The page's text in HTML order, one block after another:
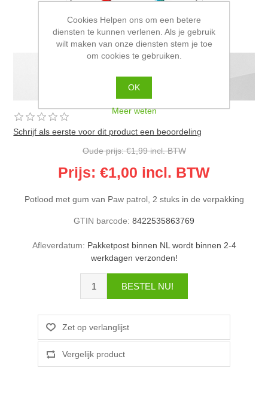
Potlood met gum Paw patrol
Schrijf als eerste voor dit product een beoordeling
Oude prijs: €1,99 incl. BTW
Prijs: €1,00 incl. BTW
Potlood met gum van Paw patrol, 2 stuks in de verpakking
GTIN barcode: 8422535863769
Afleverdatum: Pakketpost binnen NL wordt binnen 2-4
werkdagen verzonden!
Cookies Helpen ons om een betere
diensten te kunnen verlenen. Als je gebruik
wilt maken van onze diensten stem je toe
om cookies te gebruiken.
OK
Meer weten